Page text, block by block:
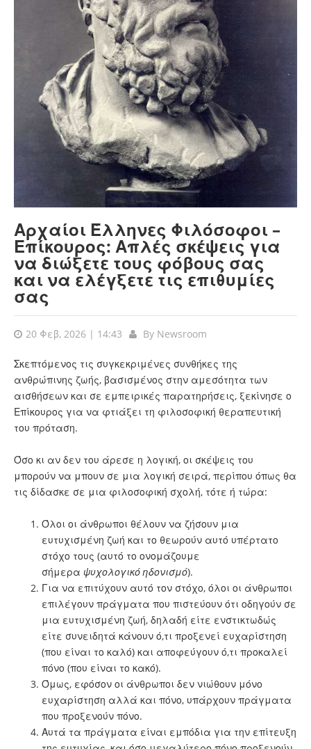
Αρχαίοι Έλληνες Φιλόσοφοι –
Επίκουρος: Απλές σκέψεις για
να διώξετε τους φόβους σας
και να ελέγξετε τις επιθυμίες
σας
20 Φεβ, 2026 | 14:43 By Newsroom
Σκεπτόμενος τις συγκεκριμένες συνθήκες της
ανθρώπινης ζωής, βασισμένος στην αμεσότητα των
αισθήσεων και σε εμπειρικές παρατηρήσεις, ξεκίνησε ο
Επίκουρος για να φτιάξει τη φιλοσοφική θεραπευτική
του πρόταση.
Όσο κι αν δεν του άρεσε η λογική, οι σκέψεις του
μπορούν να μπουν σε μια λογική σειρά, περίπου όπως θα
τις δίδασκε σε μια φιλοσοφική σχολή, τότε ή τώρα:
Όλοι οι άνθρωποι θέλουν να ζήσουν μια
ευτυχισμένη ζωή και το θεωρούν αυτό υπέρτατο
στόχο τους (αυτό το ονομάζουμε
σήμερα ψυχολογικό ηδονισμό).
Για να επιτύχουν αυτό τον στόχο, όλοι οι άνθρωποι
επιλέγουν πράγματα που πιστεύουν ότι οδηγούν σε
μια ευτυχισμένη ζωή, δηλαδή είτε ενστικτωδώς
είτε συνειδητά κάνουν ό,τι προξενεί ευχαρίστηση
(που είναι το καλό) και αποφεύγουν ό,τι προκαλεί
πόνο (που είναι το κακό).
Όμως, εφόσον οι άνθρωποι δεν νιώθουν μόνο
ευχαρίστηση αλλά και πόνο, υπάρχουν πράγματα
που προξενούν πόνο.
Αυτά τα πράγματα είναι εμπόδια για την επίτευξη